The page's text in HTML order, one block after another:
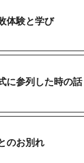
体験と学び
に参列した時の話
のお別れ